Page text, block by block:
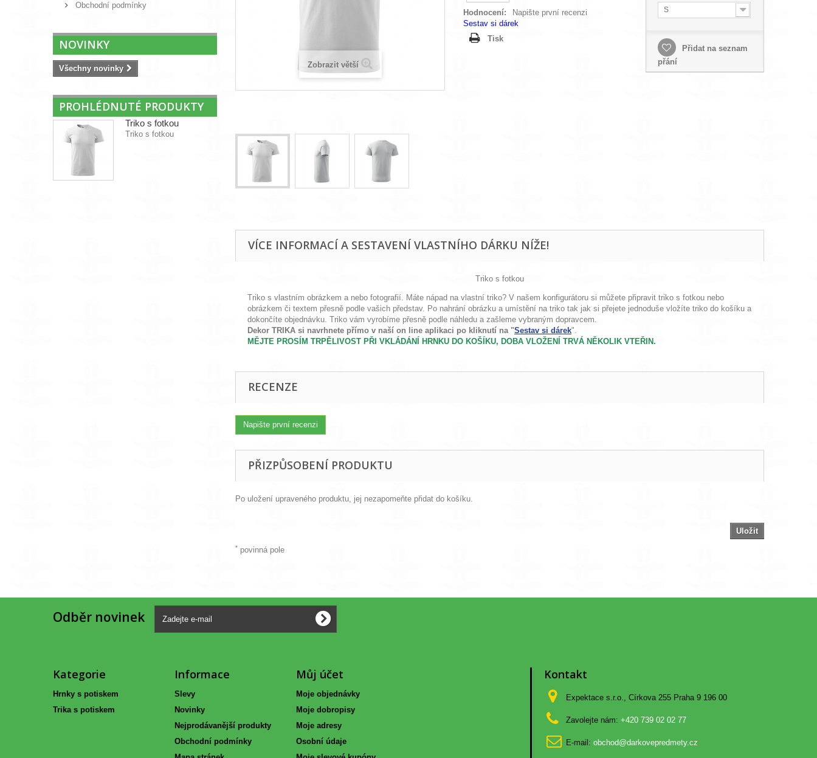
Obchodní podmínky
NOVINKY
Všechny novinky
PROHLÉDNUTÉ PRODUKTY
Triko s fotkou
Triko s fotkou
Zobrazit větší
Hodnocení:
Napište první recenzi
Sestav si dárek
Tisk
S
Přidat na seznam
přání
VÍCE INFORMACÍ A SESTAVENÍ VLASTNÍHO DÁRKU NÍŽE!
Triko s fotkou
Triko s vlastním obrázkem a nebo fotografií. Máte nápad na vlastní triko? V našem konfigurátoru si můžete připravit triko s fotkou nebo
obrázkem či textem přesně podle vašich představ. Po nahrání obrázku a umístění na triko tak jak si přejete jednoduše vložíte triko do košíku a
dokončíte objednávku. Triko vám vyrobíme přesně podle náhledu a zašleme vybraným dopravcem.
Dekor TRIKA si navrhnete přímo v naší on line aplikaci po kliknutí na "Sestav si dárek".
MĚJTE PROSÍM TRPĚLIVOST PŘI VKLÁDÁNÍ HRNKU DO KOŠÍKU, DOBA VLOŽENÍ TRVÁ NĚKOLIK VTEŘIN.
RECENZE
Napište první recenzi
PŘIZPŮSOBENÍ PRODUKTU
Po uložení upraveného produktu, jej nezapomeňte přidat do košíku.
Uložit
* povinná pole
Odběr novinek
Kategorie
Hrnky s potiskem
Trika s potiskem
Informace
Slevy
Novinky
Nejprodávanější produkty
Obchodní podmínky
Můj účet
Moje objednávky
Moje dobropisy
Moje adresy
Osobní údaje
Kontakt
Expektace s.r.o., Církova 255 Praha 9 196 00
Zavolejte nám: +420 739 02 02 77
E-mail: obchod@darkovepredmety.cz